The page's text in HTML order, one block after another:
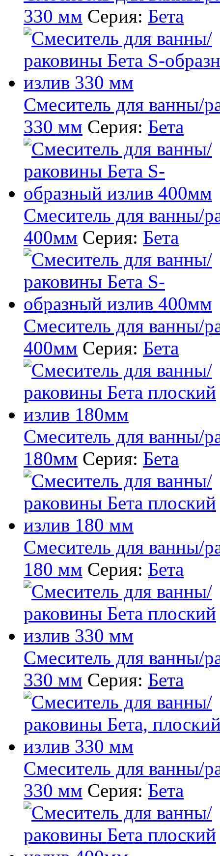
330 мм Серия: Бета
Смеситель для ванны/
330 мм Серия: Бета
Смеситель для ванны/
400мм Серия: Бета
Смеситель для ванны/
400мм Серия: Бета
Смеситель для ванны/
180мм Серия: Бета
Смеситель для ванны/
180 мм Серия: Бета
Смеситель для ванны/
330 мм Серия: Бета
Смеситель для ванны/
330 мм Серия: Бета